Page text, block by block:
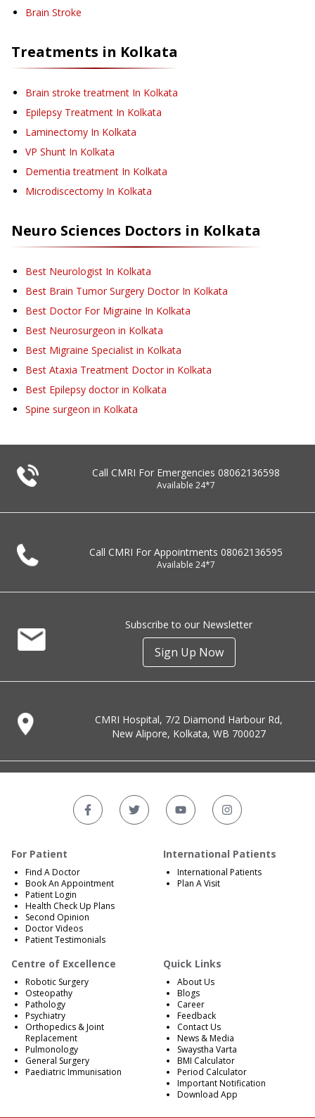
Brain Stroke
Treatments in Kolkata
Brain stroke treatment In Kolkata
Epilepsy Treatment In Kolkata
Laminectomy In Kolkata
VP Shunt In Kolkata
Dementia treatment In Kolkata
Microdiscectomy In Kolkata
Neuro Sciences Doctors in Kolkata
Best Neurologist In Kolkata
Best Brain Tumor Surgery Doctor In Kolkata
Best Doctor For Migraine In Kolkata
Best Neurosurgeon in Kolkata
Best Migraine Specialist in Kolkata
Best Ataxia Treatment Doctor in Kolkata
Best Epilepsy doctor in Kolkata
Spine surgeon in Kolkata
Call CMRI For Emergencies 08062136598
Available 24*7
Call CMRI For Appointments 08062136595
Available 24*7
Subscribe to our Newsletter
Sign Up Now
CMRI Hospital, 7/2 Diamond Harbour Rd,
New Alipore, Kolkata, WB 700027
For Patient
Find A Doctor
Book An Appointment
Patient Login
Health Check Up Plans
Second Opinion
Doctor Videos
Patient Testimonials
International Patients
International Patients
Plan A Visit
Centre of Excellence
Robotic Surgery
Osteopathy
Pathology
Psychiatry
Orthopedics & Joint
Replacement
Pulmonology
General Surgery
Paediatric Immunisation
Quick Links
About Us
Blogs
Career
Feedback
Contact Us
News & Media
Swaystha Varta
BMI Calculator
Period Calculator
Important Notification
Download App